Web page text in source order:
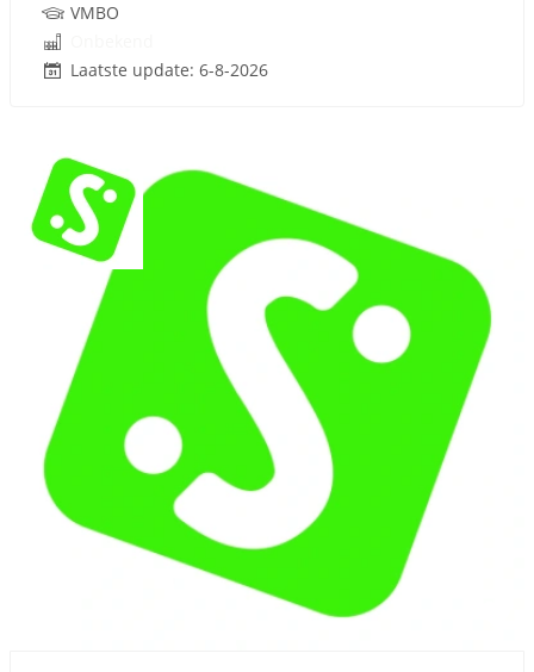
VMBO
Laatste update: 6-8-2026